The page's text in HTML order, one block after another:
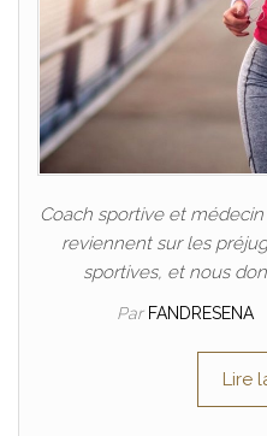
Coach sportive et
reviennent sur les
sportives, et nous
Par FANDRESENA
Lire